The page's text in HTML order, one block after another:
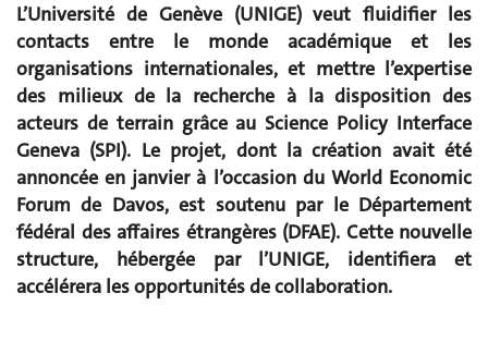
L’Université de Genève (UNIGE) veut fluidifier les
contacts entre le monde académique et les
organisations internationales, et mettre l’expertise
des milieux de la recherche à la disposition des
acteurs de terrain grâce au Science Policy Interface
Geneva (SPI). Le projet, dont la création avait été
annoncée en janvier à l’occasion du World Economic
Forum de Davos, est soutenu par le Département
fédéral des affaires étrangères (DFAE). Cette nouvelle
structure, hébergée par l’UNIGE, identifiera et
accélérera les opportunités de collaboration.